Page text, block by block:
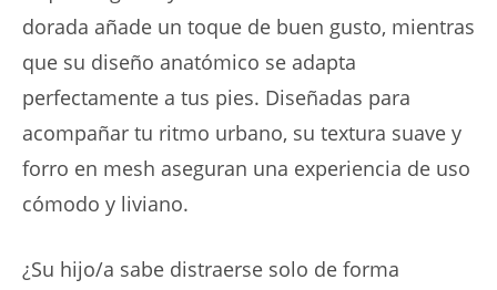
dorada añade un toque de buen gusto, mientras
que su diseño anatómico se adapta
perfectamente a tus pies. Diseñadas para
acompañar tu ritmo urbano, su textura suave y
forro en mesh aseguran una experiencia de uso
cómodo y liviano.
¿Su hijo/a sabe distraerse solo de forma